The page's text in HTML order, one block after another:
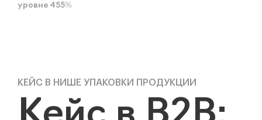
уровне 455%
КЕЙС В НИШЕ УПАКОВКИ ПРОДУКЦИИ